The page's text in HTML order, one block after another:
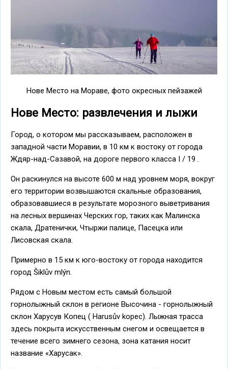
Нове Место на Мораве, фото окресных пейзажей
Нове Место: развлечения и лыжи
Город, о котором мы рассказываем, расположен в
западной части Моравии, в 10 км к востоку от города
Ждяр-над-Сазавой, на дороге первого класса I / 19 .
Он раскинулся на высоте 600 м над уровнем моря, вокруг
его территории возвышаются скальные образования,
образовавшиеся в результате морозного выветривания
на лесных вершинах Черских гор, таких как Малинска
скала, Дратенички, Чтыржи палице, Пасецка или
Лисовская скала.
Примерно в 15 км к юго-востоку от города находится
город Šiklův mlýn.
Рядом с Новым местом есть самый большой
горнолыжный склон в регионе Высочина - горнолыжный
склон Харусув Копец ( Harusův kopec). Лыжная трасса
здесь покрыта искусственным снегом и освещается в
течение всего зимнего сезона, зона катания носит
название «Харусак».